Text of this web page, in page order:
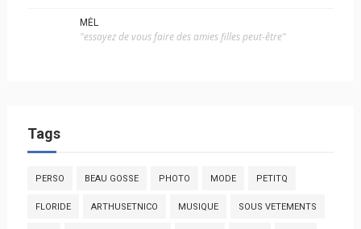
MÉL
"essayez de vous faire des amies filles peut-être"
Tags
PERSO BEAU GOSSE PHOTO MODE PETITQ
FLORIDE ARTHUSETNICO MUSIQUE SOUS VETEMENTS